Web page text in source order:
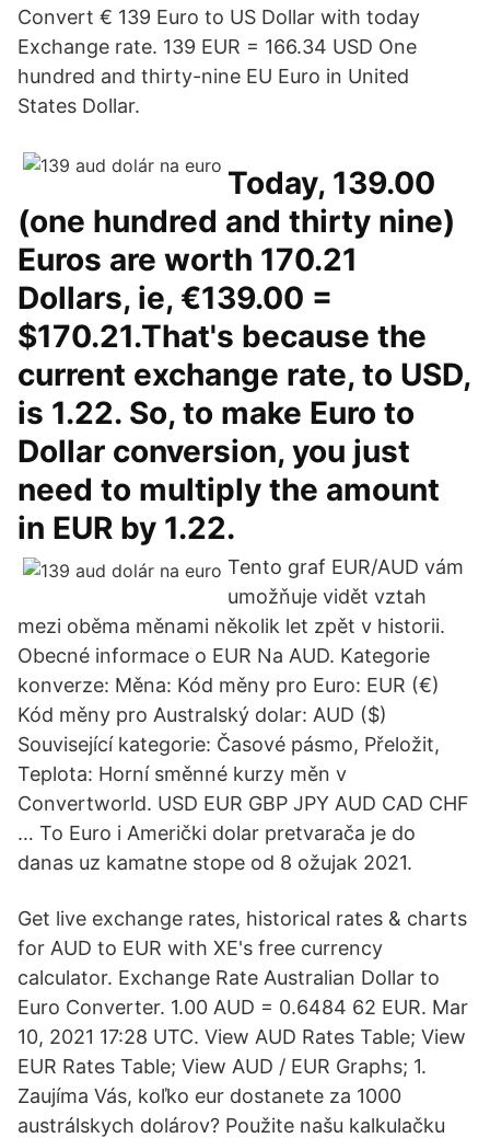
Convert € 139 Euro to US Dollar with today
Exchange rate. 139 EUR = 166.34 USD One
hundred and thirty-nine EU Euro in United
States Dollar.
Today, 139.00
(one hundred and thirty nine)
Euros are worth 170.21
Dollars, ie, €139.00 =
$170.21.That's because the
current exchange rate, to USD,
is 1.22. So, to make Euro to
Dollar conversion, you just
need to multiply the amount
in EUR by 1.22.
Tento graf EUR/AUD vám
umožňuje vidět vztah
mezi oběma měnami několik let zpět v historii.
Obecné informace o EUR Na AUD. Kategorie
konverze: Měna: Kód měny pro Euro: EUR (€)
Kód měny pro Australský dolar: AUD ($)
Související kategorie: Časové pásmo, Přeložit,
Teplota: Horní směnné kurzy měn v
Convertworld. USD EUR GBP JPY AUD CAD CHF
… To Euro i Američki dolar pretvarača je do
danas uz kamatne stope od 8 ožujak 2021.
Get live exchange rates, historical rates & charts
for AUD to EUR with XE's free currency
calculator. Exchange Rate Australian Dollar to
Euro Converter. 1.00 AUD = 0.6484 62 EUR. Mar
10, 2021 17:28 UTC. View AUD Rates Table; View
EUR Rates Table; View AUD / EUR Graphs; 1.
Zaujíma Vás, koľko eur dostanete za 1000
austrálskych dolárov? Použite našu kalkulačku